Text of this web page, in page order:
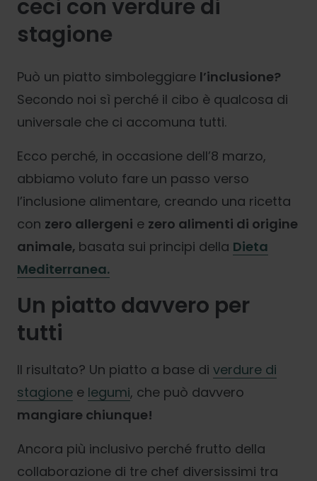
ceci con verdure di
stagione
Può un piatto simboleggiare l’inclusione?
Secondo noi sì perché il cibo è qualcosa di
universale che ci accomuna tutti.
Ecco perché, in occasione dell’8 marzo,
abbiamo voluto fare un passo verso
l’inclusione alimentare, creando una ricetta
con zero allergeni e zero alimenti di origine
animale, basata sui principi della Dieta
Mediterranea.
Un piatto davvero per
tutti
Il risultato? Un piatto a base di verdure di
stagione e legumi, che può davvero
mangiare chiunque!
Ancora più inclusivo perché frutto della
collaborazione di tre chef diversissimi tra